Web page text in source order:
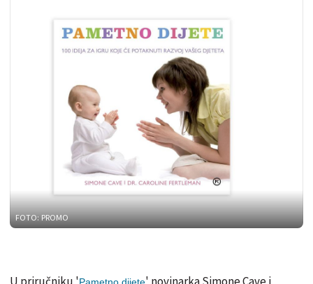
FOTO: PROMO